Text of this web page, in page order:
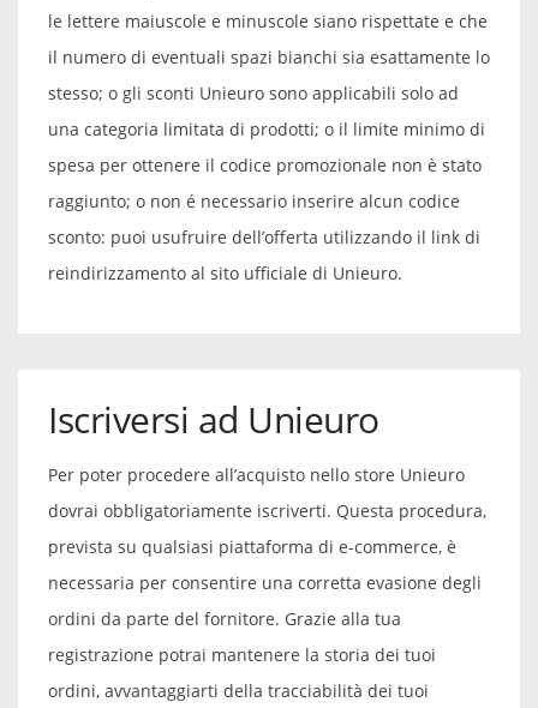
le lettere maiuscole e minuscole siano rispettate e che
il numero di eventuali spazi bianchi sia esattamente lo
stesso; o gli sconti Unieuro sono applicabili solo ad
una categoria limitata di prodotti; o il limite minimo di
spesa per ottenere il codice promozionale non è stato
raggiunto; o non é necessario inserire alcun codice
sconto: puoi usufruire dell’offerta utilizzando il link di
reindirizzamento al sito ufficiale di Unieuro.
Iscriversi ad Unieuro
Per poter procedere all’acquisto nello store Unieuro
dovrai obbligatoriamente iscriverti. Questa procedura,
prevista su qualsiasi piattaforma di e-commerce, è
necessaria per consentire una corretta evasione degli
ordini da parte del fornitore. Grazie alla tua
registrazione potrai mantenere la storia dei tuoi
ordini, avvantaggiarti della tracciabilità dei tuoi